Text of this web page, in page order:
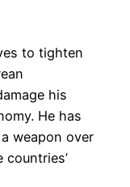
to tighten
his
He has
weapon over